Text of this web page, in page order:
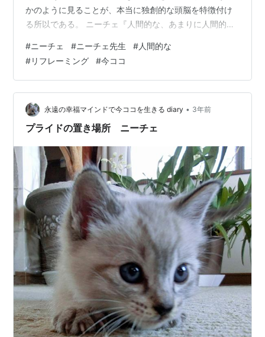
かのように見ることが、本当に独創的な頭脳を特徴付け
る所以である。 ニーチェ『人間的な、あまりに人間的
のかも知れません。 「まだまだ」とか「もっともっと」
という欲求が、そうさせるのでしょうか？ 一方、古代の
浪漫に取り憑かれている人もいます。骨董趣味で、倉庫
が溢れているのだとか。 このフレーズは、何に注目する
のが良いのかを提案してくれています。 それは、多くの
人が知っている「古いもの」や「旧知のも…
#ニーチェ #ニーチェ先生 #人間的な
#リフレーミング #今ココ
永遠の幸福マインドで今ココを生きる diary • 3年前
プライドの置き場所 ニーチェ